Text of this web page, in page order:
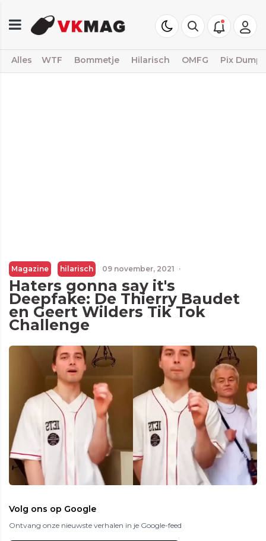
Alles WTF Bommetje Hilarisch OMFG Pix Dump
Magazine hilarisch 09 november, 2021 ·
Haters gonna say it's
Deepfake: De Thierry Baudet
en Geert Wilders Tik Tok
Challenge
Volg ons op Google
Ontvang onze nieuwste verhalen in je Google-feed